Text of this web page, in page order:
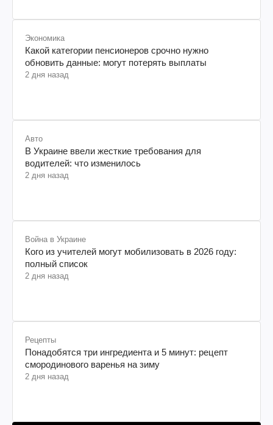
Экономика
Какой категории пенсионеров срочно нужно
обновить данные: могут потерять выплаты
2 дня назад
Авто
В Украине ввели жесткие требования для
водителей: что изменилось
2 дня назад
Война в Украине
Кого из учителей могут мобилизовать в 2026 году:
полный список
2 дня назад
Рецепты
Понадобятся три ингредиента и 5 минут: рецепт
смородинового варенья на зиму
2 дня назад